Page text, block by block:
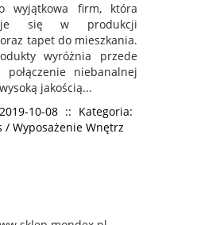
wyjątkowa firm, która
się w produkcji
tapet do mieszkania.
wyróżnia przede
połączenie niebanalnej
jakością...
10-08 :: Kategoria:
/ Wyposażenie Wnętrz